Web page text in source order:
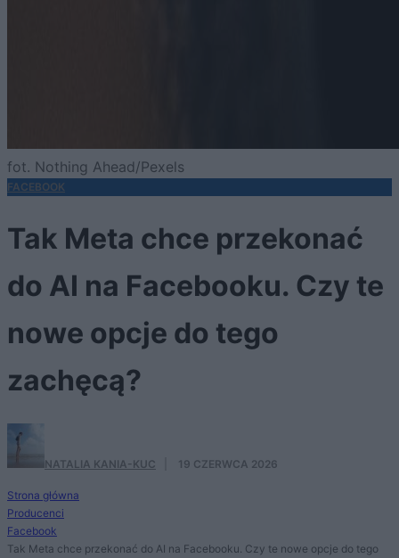
fot. Nothing Ahead/Pexels
FACEBOOK
Tak Meta chce przekonać
do AI na Facebooku. Czy te
nowe opcje do tego
zachęcą?
NATALIA KANIA-KUC 19 CZERWCA 2026
Strona główna
Producenci
Facebook
Tak Meta chce przekonać do AI na Facebooku. Czy te nowe opcje do tego